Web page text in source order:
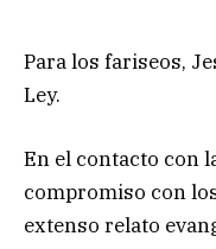
Para los fariseos,
Ley.
En el contacto con
compromiso con
extenso relato